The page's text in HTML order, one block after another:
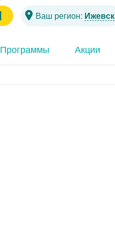
Ваш регион: Ижевск
Программы Акции